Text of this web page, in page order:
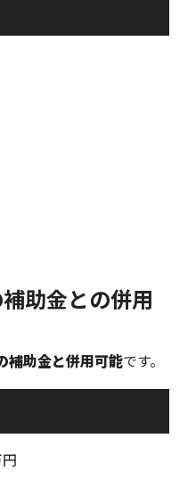
助金との併用
補助金と併用可能です。